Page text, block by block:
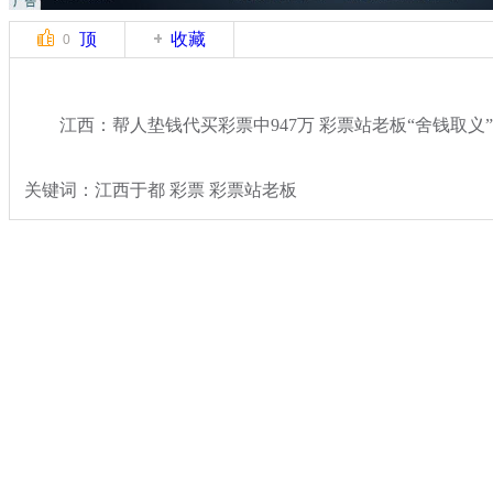
0 顶 收藏
江西：帮人垫钱代买彩票中947万 彩票站老板“舍钱取义”
关键词：江西于都 彩票 彩票站老板